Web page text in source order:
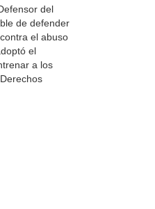
del
de defender
el abuso
el
a los